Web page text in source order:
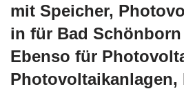
mit Speicher,
in für Bad
Ebenso für